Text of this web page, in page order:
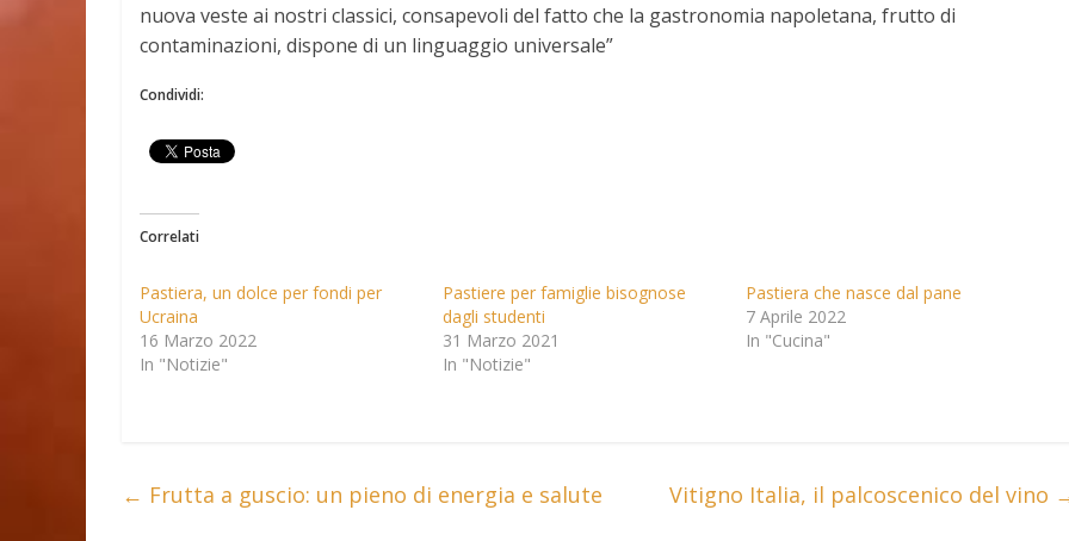
nuova veste ai nostri classici, consapevoli del fatto che la gastronomia napoletana, frutto di
contaminazioni, dispone di un linguaggio universale”
Condividi:
Correlati
Pastiera, un dolce per fondi per
Ucraina
16 Marzo 2022
In "Notizie"
Pastiere per famiglie bisognose
dagli studenti
31 Marzo 2021
In "Notizie"
Pastiera che nasce dal pane
7 Aprile 2022
In "Cucina"
← Frutta a guscio: un pieno di energia e salute Vitigno Italia, il palcoscenico del vino